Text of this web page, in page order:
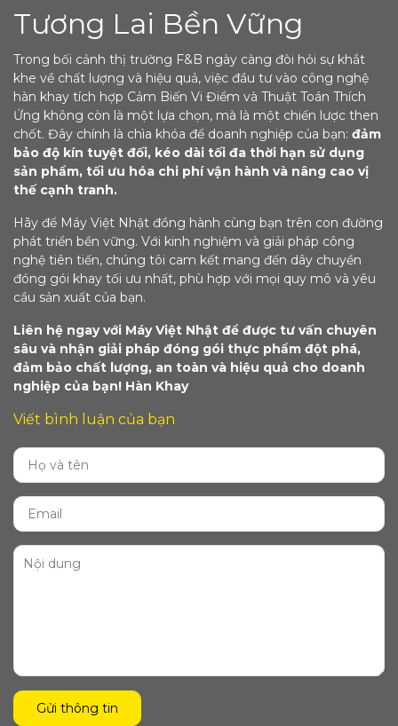
Tương Lai Bền Vững
Trong bối cảnh thị trường F&B ngày càng đòi hỏi sự khắt
khe về chất lượng và hiệu quả, việc đầu tư vào công nghệ
hàn khay tích hợp Cảm Biến Vi Điểm và Thuật Toán Thích
Ứng không còn là một lựa chọn, mà là một chiến lược then
chốt. Đây chính là chìa khóa để doanh nghiệp của bạn: đảm
bảo độ kín tuyệt đối, kéo dài tối đa thời hạn sử dụng
sản phẩm, tối ưu hóa chi phí vận hành và nâng cao vị
thế cạnh tranh.
Hãy để Máy Việt Nhật đồng hành cùng bạn trên con đường
phát triển bền vững. Với kinh nghiệm và giải pháp công
nghệ tiên tiến, chúng tôi cam kết mang đến dây chuyền
đóng gói khay tối ưu nhất, phù hợp với mọi quy mô và yêu
cầu sản xuất của bạn.
Liên hệ ngay với Máy Việt Nhật để được tư vấn chuyên
sâu và nhận giải pháp đóng gói thực phẩm đột phá,
đảm bảo chất lượng, an toàn và hiệu quả cho doanh
nghiệp của bạn! Hàn Khay
Viết bình luận của bạn
Gửi thông tin